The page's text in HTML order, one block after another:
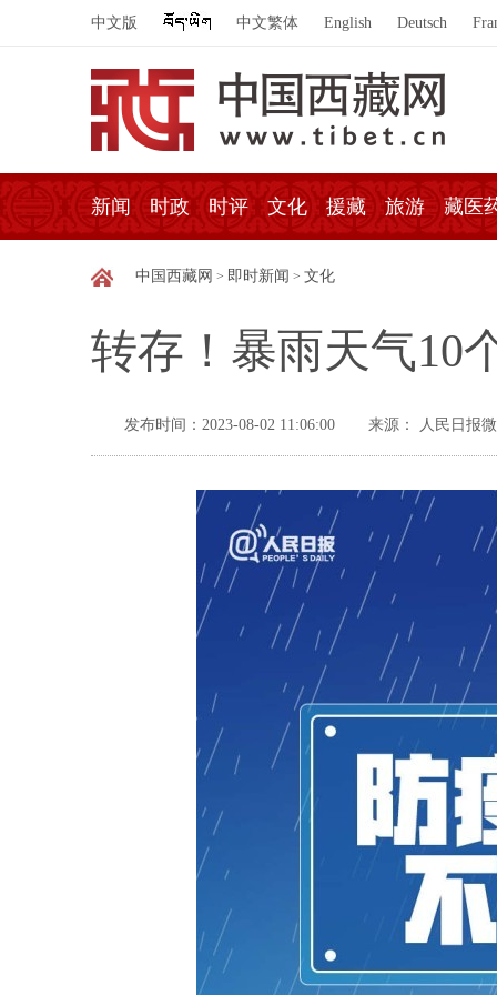
中文版 中文繁体 English Deutsch
新闻 时政 时评 文化 援藏 旅游 藏医
中国西藏网 > 即时新闻 > 文化
转存！暴雨天气10
发布时间：2023-08-02 11:06:00 来源： 人民日报